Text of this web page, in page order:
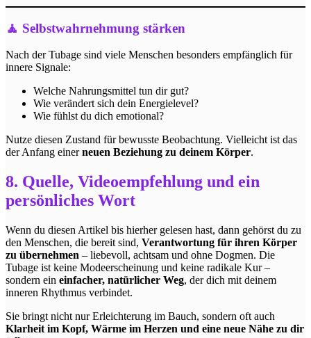
🧘 Selbstwahrnehmung stärken
Nach der Tubage sind viele Menschen besonders empfänglich für
innere Signale:
Welche Nahrungsmittel tun dir gut?
Wie verändert sich dein Energielevel?
Wie fühlst du dich emotional?
Nutze diesen Zustand für bewusste Beobachtung. Vielleicht ist das
der Anfang einerneuen Beziehung zu deinem Körper.
8. Quelle, Videoempfehlung und ein
persönliches Wort
Wenn du diesen Artikel bis hierher gelesen hast, dann gehörst du zu
den Menschen, die bereit sind, Verantwortung für ihren Körper
zu übernehmen – liebevoll, achtsam und ohne Dogmen. Die
Tubage ist keine Modeerscheinung und keine radikale Kur –
sondern ein einfacher, natürlicher Weg, der dich mit deinem
inneren Rhythmus verbindet.
Sie bringt nicht nur Erleichterung im Bauch, sondern oft auch
Klarheit im Kopf, Wärme im Herzen und eine neue Nähe zu dir